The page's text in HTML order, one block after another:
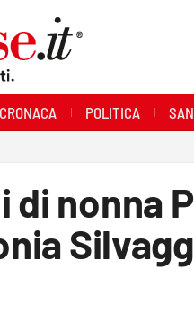
CRONACA POLITICA
di nonna